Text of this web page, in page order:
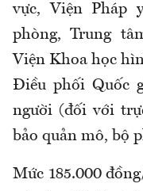
vực, Viện Pháp
phòng, Trung
Viện Khoa học
Điều phối Quốc
người (đối với
bảo quản mô, bộ
Mức 185.000